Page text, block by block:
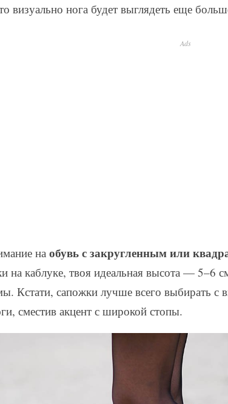
визуально нога будет выглядеть еще
Ads
на обувь с закругленным или
на каблуке, твоя идеальная высота — 5–6
Кстати, сапожки лучше всего выбирать с
сместив акцент с широкой стопы.